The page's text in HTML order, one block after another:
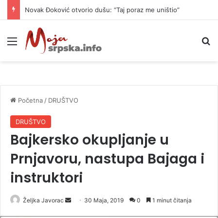
Novak Đoković otvorio dušu: “Taj poraz me uništio”
Meni
Početna / DRUŠTVO
DRUŠTVO
Bajkersko okupljanje u
Prnjavoru, nastupa Bajaga i
instruktori
Željka Javorac 30 Maja, 2019 0 1 minut čitanja